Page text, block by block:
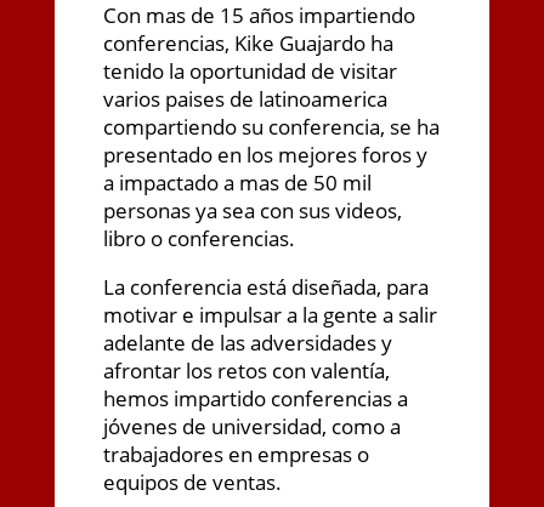
Con mas de 15 años impartiendo
conferencias, Kike Guajardo ha
tenido la oportunidad de visitar
varios paises de latinoamerica
compartiendo su conferencia, se ha
presentado en los mejores foros y
a impactado a mas de 50 mil
personas ya sea con sus videos,
libro o conferencias.
La conferencia está diseñada, para
motivar e impulsar a la gente a salir
adelante de las adversidades y
afrontar los retos con valentía,
hemos impartido conferencias a
jóvenes de universidad, como a
trabajadores en empresas o
equipos de ventas.